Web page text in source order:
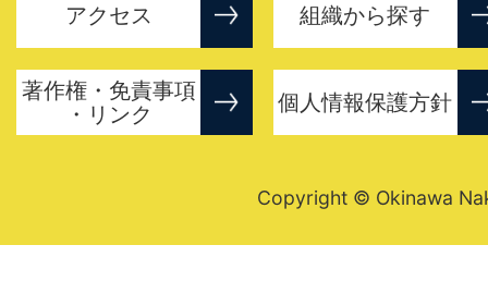
アクセス 組織から探す
著作権・免責事項
・リンク
個人情報保護方針
Copyright © Okinawa